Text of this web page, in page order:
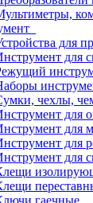
для
для
чехлы,
для
для
для
для
гаечные